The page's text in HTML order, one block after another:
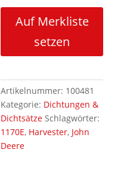
Menge
Auf Merkliste
setzen
Artikelnummer: 100481
Kategorie: Dichtungen &
Dichtsätze Schlagwörter:
1170E, Harvester, John
Deere